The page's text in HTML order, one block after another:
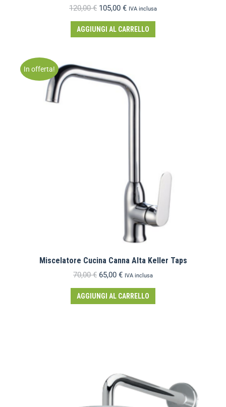
120,00€ 105,00 € IVA inclusa
AGGIUNGI AL CARRELLO
In offerta!
Miscelatore Cucina Canna Alta Keller Taps
70,00€ 65,00 € IVA inclusa
AGGIUNGI AL CARRELLO